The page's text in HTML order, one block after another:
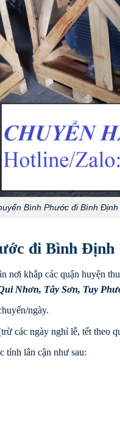
Bình Phước đi Bình Định
đi Bình Định
nơi khắp các quận huyện
Nhơn, Tây Sơn, Tuy
ngày.
các ngày nghỉ lễ, tết theo
tỉnh lân cận như sau: